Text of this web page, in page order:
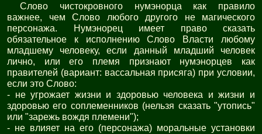
Слово чистокровного нумэнорца как правило
важнее, чем Слово любого другого не магического
персонажа. Нумэнорец имеет право сказать
обязательное к исполнению Слово Власти любому
младшему человеку, если данный младший человек
лично, или его племя признают нумэнорцев как
правителей (вариант: вассальная присяга) при условии,
если это Слово:
- не угрожает жизни и здоровью человека и жизни и
здоровью его соплеменников (нельзя сказать "утопись"
или "зарежь вождя племени");
- не влияет на его (персонажа) моральные установки